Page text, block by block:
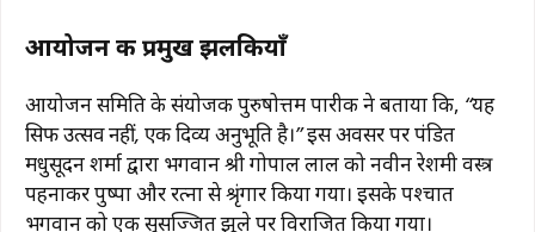
आयोजन की प्रमुख झलकियाँ
आयोजन समिति के संयोजक पुरुषोत्तम पारीक ने बताया कि, “यह
सिर्फ उत्सव नहीं, एक दिव्य अनुभूति है।”इस अवसर पर पंडित
मधुसूदन शर्मा द्वारा भगवान श्री गोपाल लाल को नवीन रेशमी वस्त्र
पहनाकर पुष्पों और रत्नों से श्रृंगार किया गया। इसके पश्चात
भगवान को एक सुसज्जित झूले पर विराजित किया गया।